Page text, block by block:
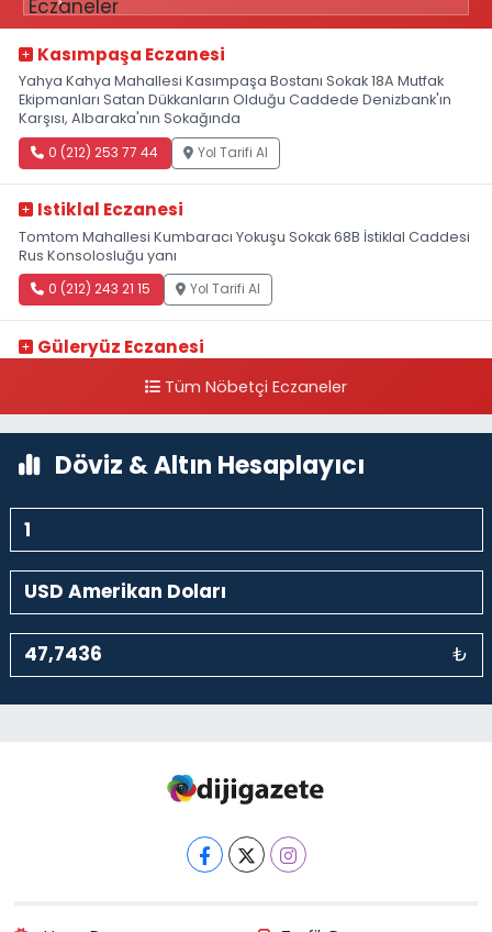
Kasımpaşa Eczanesi
Yahya Kahya Mahallesi Kasımpaşa Bostanı Sokak 18A Mutfak
Ekipmanları Satan Dükkanların Olduğu Caddede Denizbank'ın
Karşısı, Albaraka'nın Sokağında
0 (212) 253 77 44 Yol Tarifi Al
Istiklal Eczanesi
Tomtom Mahallesi Kumbaracı Yokuşu Sokak 68B İstiklal Caddesi
Rus Konsolosluğu yanı
0 (212) 243 21 15 Yol Tarifi Al
Güleryüz Eczanesi
kalaycıbahçe Meydana DoğruTüm Nöbetçi Eczaneler
Döviz & Altın Hesaplayıcı
₺